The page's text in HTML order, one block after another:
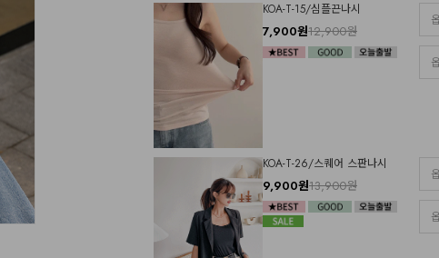
KOA-T-15/심플끈나시
7,900원12,900원
KOA-T-26/스퀘어 스판나시
9,900원13,900원